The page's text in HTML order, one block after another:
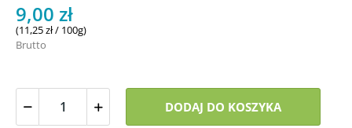
9,00 zł
(11,25 zł / 100g)
Brutto
DODAJ DO KOSZYKA